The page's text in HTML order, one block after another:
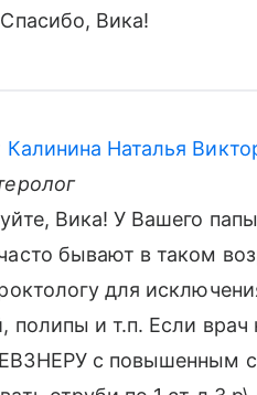
Вика!
Калинина Наталья
Вика! У Вашего
бывают в таком
для
полипы и т.п. Если
с повышенным